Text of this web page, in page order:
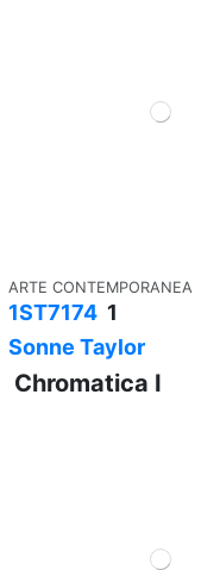
ARTE CONTEMPORANEA
1ST7174 1
Sonne Taylor
Chromatica I